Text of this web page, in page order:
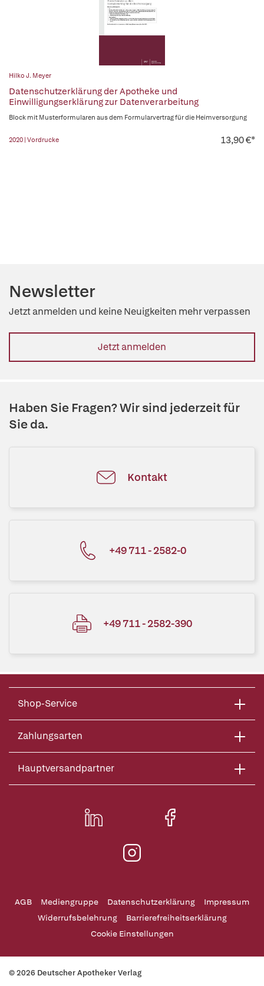
Hilko J. Meyer
Datenschutzerklärung der Apotheke und
Einwilligungserklärung zur Datenverarbeitung
Block mit Musterformularen aus dem Formularvertrag für die Heimversorgung
2020 | Vordrucke 13,90 €*
Newsletter
Jetzt anmelden und keine Neuigkeiten mehr verpassen
Jetzt anmelden
Haben Sie Fragen? Wir sind jederzeit für
Sie da.
Kontakt
+49 711 - 2582-0
+49 711 - 2582-390
Shop-Service
Zahlungsarten
Hauptversandpartner
AGB Mediengruppe Datenschutzerklärung
Impressum
Widerrufsbelehrung
Barrierefreiheitserklärung
Cookie Einstellungen
© 2026 Deutscher Apotheker Verlag